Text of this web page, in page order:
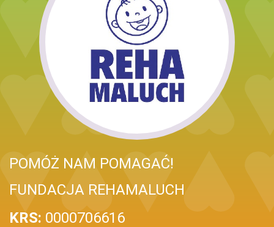
POMÓŻ NAM POMAGAĆ!
FUNDACJA REHAMALUCH
KRS: 0000706616